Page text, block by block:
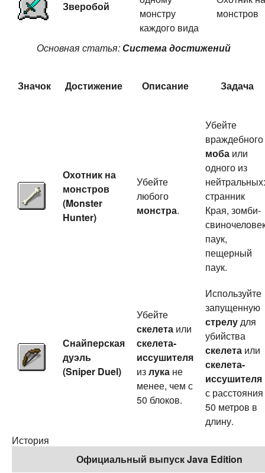
Зверобой
монстру
каждого вида
монстров
Основная статья:Система достижений
Значок Достижение Описание Задача
Охотник на
монстров
(Monster
Hunter)
Убейте
любого
монстра.
Убейте
враждебного
моба или
одного из
нейтральных:
странник
Края, зомби-
паук,
пещерный
паук.
Снайперская
дуэль
(Sniper Duel)
Убейте
скелета или
скелета-
иссушителя
излука не
менее, чем с
50 блоков.
Используйте
запущенную
стрелудля
убийства
скелета или
скелета-
иссушителя
с расстояния
50 метров в
длину.
История
Официальный выпуск Java Edition